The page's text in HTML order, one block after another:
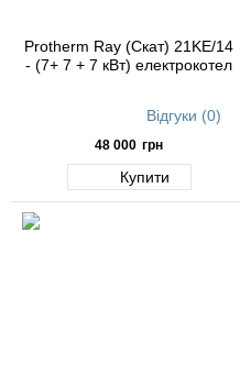
Protherm Ray (Скат) 21KE/14
- (7+ 7 + 7 кВт) електрокотел
Відгуки (0)
48 000 грн
Купити